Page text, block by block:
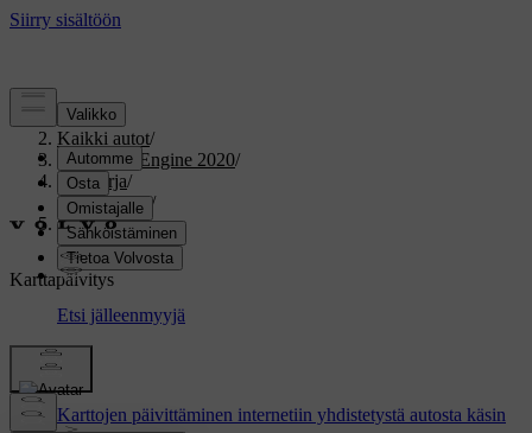
Tuki/
Kaikki autot/
V60 Twin Engine 2020/
Ohjekirja/
Navigointi/
Karttapäivitys
Karttapäivitys
Karttojen päivittäminen internetiin yhdistetystä autosta käsin